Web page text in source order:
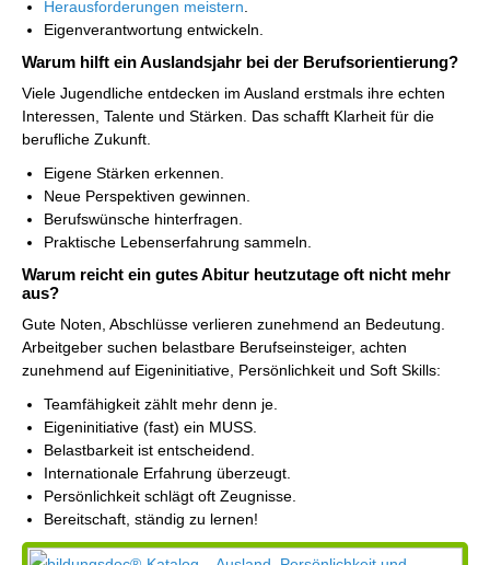
Herausforderungen meistern
Eigenverantwortung entwickeln.
Warum hilft ein Auslandsjahr bei der Berufsorientierung?
Viele Jugendliche entdecken im Ausland erstmals ihre echten
Interessen, Talente und Stärken. Das schafft Klarheit für die
berufliche Zukunft.
Eigene Stärken erkennen.
Neue Perspektiven gewinnen.
Berufswünsche hinterfragen.
Praktische Lebenserfahrung sammeln.
Warum reicht ein gutes Abitur heutzutage oft nicht mehr
aus?
Gute Noten, Abschlüsse verlieren zunehmend an Bedeutung.
Arbeitgeber suchen belastbare Berufseinsteiger, achten
zunehmend auf Eigeninitiative, Persönlichkeit und Soft Skills:
Teamfähigkeit zählt mehr denn je.
Eigeninitiative (fast) ein MUSS.
Belastbarkeit ist entscheidend.
Internationale Erfahrung überzeugt.
Persönlichkeit schlägt oft Zeugnisse.
Bereitschaft, ständig zu lernen!